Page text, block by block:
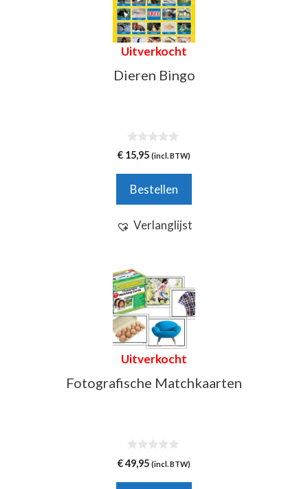
Uitverkocht
Dieren Bingo
0
v
5
€ 15,95 (incl. BTW)
Bestellen
Verlanglijst
Uitverkocht
Fotografische Matchkaarten
0
v
€49,95 (incl. BTW)